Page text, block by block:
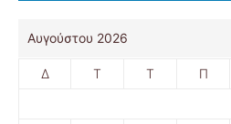
Αυγούστου 2026
Δ Τ Τ Π